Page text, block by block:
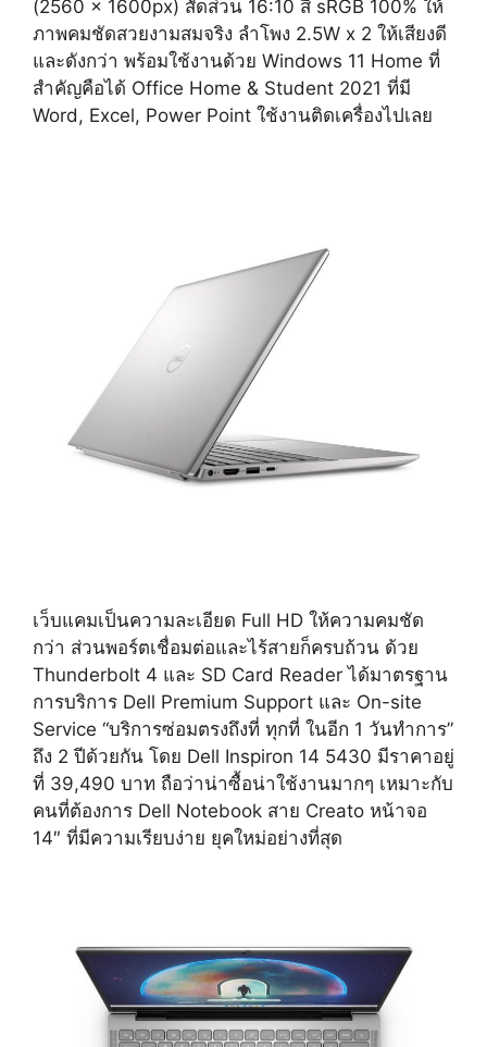
(2560 x 1600px) สัดส่วน 16:10 สี sRGB 100% ให้
ภาพคมชัดสวยงามสมจริง ลำโพง 2.5W x 2 ให้เสียงดี
และดังกว่า พร้อมใช้งานด้วย Windows 11 Home ที่
สำคัญคือได้ Office Home & Student 2021 ที่มี
Word, Excel, Power Point ใช้งานติดเครื่องไปเลย
เว็บแคมเป็นความละเอียด Full HD ให้ความคมชัด
กว่า ส่วนพอร์ตเชื่อมต่อและไร้สายก็ครบถ้วน ด้วย
Thunderbolt 4 และ SD Card Reader ได้มาตรฐาน
การบริการ Dell Premium Support และ On-site
Service “บริการซ่อมตรงถึงที่ ทุกที่ ในอีก 1 วันทำการ”
ถึง 2 ปีด้วยกัน โดย Dell Inspiron 14 5430 มีราคาอยู่
ที่ 39,490 บาท ถือว่าน่าซื้อน่าใช้งานมากๆ เหมาะกับ
คนที่ต้องการ Dell Notebook สาย Creato หน้าจอ
14″ ที่มีความเรียบง่าย ยุคใหม่อย่างที่สุด